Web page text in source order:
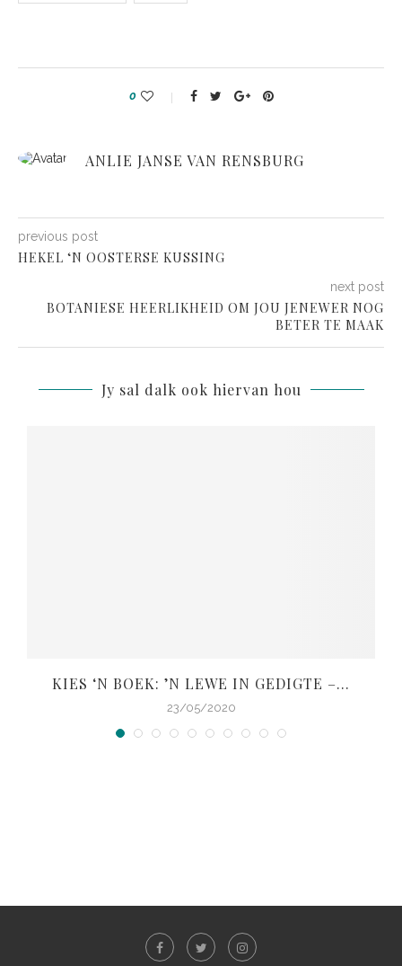
0
ANLIE JANSE VAN RENSBURG
previous post
HEKEL ‘N OOSTERSE KUSSING
next post
BOTANIESE HEERLIKHEID OM JOU JENEWER NOG
BETER TE MAAK
Jy sal dalk ook hiervan hou
KIES ‘N BOEK: ’N LEWE IN GEDIGTE –...
23/05/2020